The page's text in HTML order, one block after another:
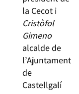
la Cecot i
Cristòfol
Gimeno
alcalde de
l’Ajuntament
de
Castellgalí